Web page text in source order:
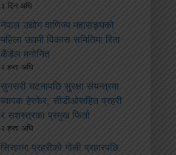
३ दिन अघि
नेपाल उद्योग वाणिज्य महासङ्घको
महिला उद्यमी विकास समितिमा रिता
कँडेल मनोनित
२ हप्ता अघि
सुनसरी घटनापछि सुरक्षा संयन्त्रमा
व्यापक हेरफेर, सीडीओसहित प्रहरी
र सशस्त्रका प्रमुख फिर्ता
२ हप्ता अघि
सिरहामा प्रहरीको गोली प्रहारपछि